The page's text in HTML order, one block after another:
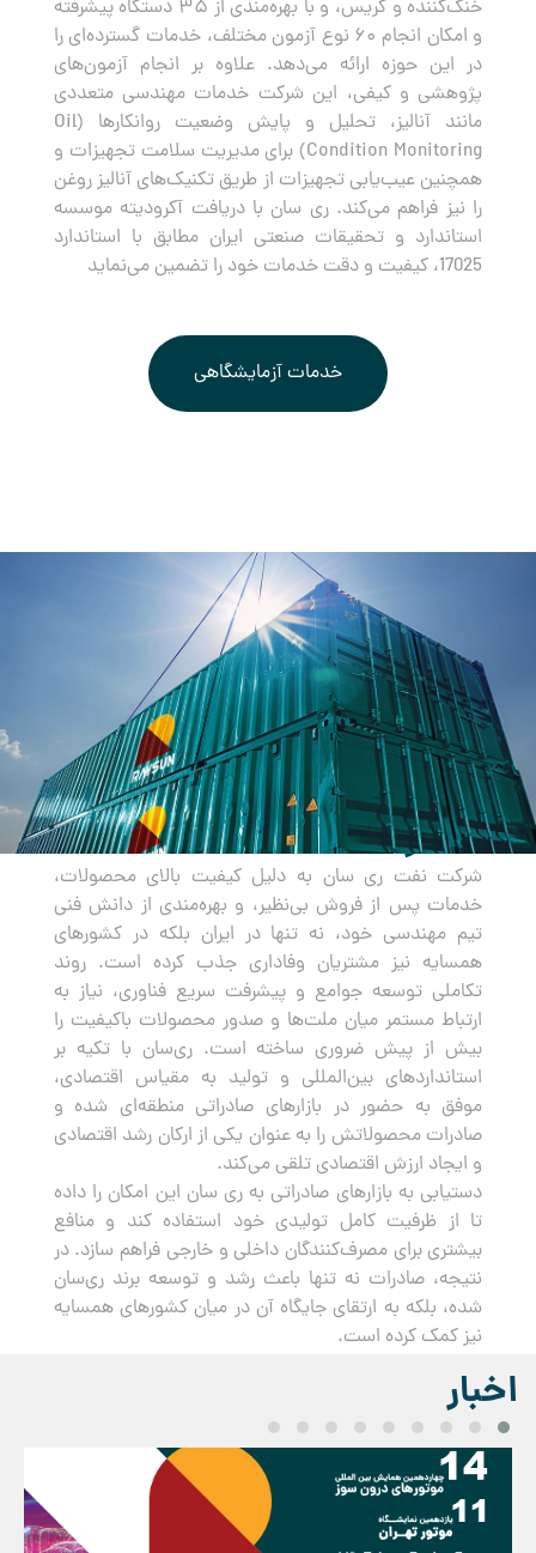
خنک‌کننده و گریس، و با بهره‌مندی از ۳۵ دستگاه پیشرفته
و امکان انجام ۶۰ نوع آزمون مختلف، خدمات گسترده‌ای را
در این حوزه ارائه می‌دهد. علاوه بر انجام آزمون‌های
پژوهشی و کیفی، این شرکت خدمات مهندسی متعددی
مانند آنالیز، تحلیل و پایش وضعیت روانکارها (Oil
Condition Monitoring) برای مدیریت سلامت تجهیزات و
همچنین عیب‌یابی تجهیزات از طریق تکنیک‌های آنالیز روغن
را نیز فراهم می‌کند. ری سان با دریافت آکرودیته موسسه
استاندارد و تحقیقات صنعتی ایران مطابق با استاندارد
17025، کیفیت و دقت خدمات خود را تضمین می‌نماید
خدمات آزمایشگاهی
صادرات
شرکت نفت ری سان به دلیل کیفیت بالای محصولات،
خدمات پس از فروش بی‌نظیر، و بهره‌مندی از دانش فنی
تیم مهندسی خود، نه تنها در ایران بلکه در کشورهای
همسایه نیز مشتریان وفاداری جذب کرده است. روند
تکاملی توسعه جوامع و پیشرفت سریع فناوری، نیاز به
ارتباط مستمر میان ملت‌ها و صدور محصولات باکیفیت را
بیش از پیش ضروری ساخته است. ری‌سان با تکیه بر
استانداردهای بین‌المللی و تولید به مقیاس اقتصادی،
موفق به حضور در بازارهای صادراتی منطقه‌ای شده و
صادرات محصولاتش را به عنوان یکی از ارکان رشد اقتصادی
و ایجاد ارزش اقتصادی تلقی می‌کند.
دستیابی به بازارهای صادراتی به ری سان این امکان را داده
تا از ظرفیت کامل تولیدی خود استفاده کند و منافع
بیشتری برای مصرف‌کنندگان داخلی و خارجی فراهم سازد. در
نتیجه، صادرات نه تنها باعث رشد و توسعه برند ری‌سان
شده، بلکه به ارتقای جایگاه آن در میان کشورهای همسایه
نیز کمک کرده است.
اخبار